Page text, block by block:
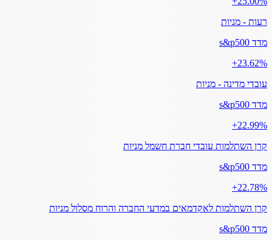
רעות - מניות
מדד s&p500
‎+23.62%
עובדי מדינה - מניות
מדד s&p500
‎+22.99%
קרן השתלמות עובדי חברת חשמל מניות
מדד s&p500
‎+22.78%
קרן השתלמות לאקדמאים במדעי החברה והרוח מסלול מניות
מדד s&p500